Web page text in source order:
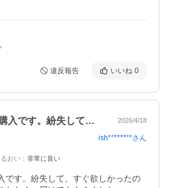
違反報告 いいね 0
スペアのリピート購入です。紛失して、す… 2026/4/18
ish********さん
るおい ： 非常に良い
です。紛失して、すぐ欲しかったの